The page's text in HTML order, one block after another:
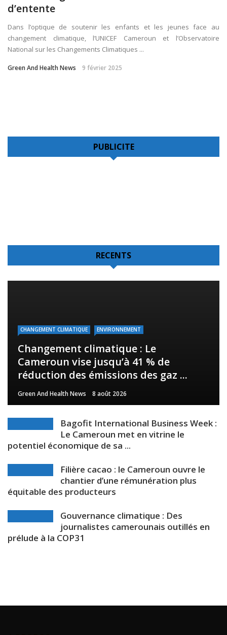
d’entente
Dans l’optique de soutenir les enfants et les jeunes face au
changement climatique, l’UNICEF Cameroun et l’Observatoire
National sur les Changements Climatiques ...
Green And Health News 9 février 2025
PUBLICITE
RECENTS
CHANGEMENT CLIMATIQUE ENVIRONNEMENT
Changement climatique : Le
Cameroun vise jusqu’à 41 % de
réduction des émissions des gaz ...
Green And Health News 8 août 2026
Bagofit International Business Week :
Le Cameroun met en vitrine le
potentiel économique de sa ...
Filière cacao : le Cameroun ouvre le
chantier d’une rémunération plus
équitable des producteurs
Gouvernance climatique : Des
journalistes camerounais outillés en
prélude à la COP31